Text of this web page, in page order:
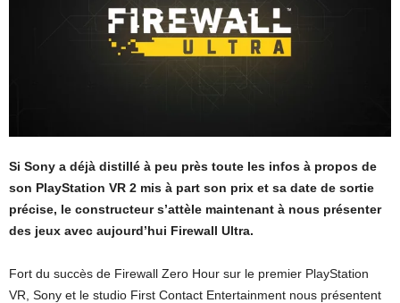
Si Sony a déjà distillé à peu près toute les infos à propos de
son PlayStation VR 2 mis à part son prix et sa date de sortie
précise, le constructeur s’attèle maintenant à nous présenter
des jeux avec aujourd’hui Firewall Ultra.
Fort du succès de Firewall Zero Hour sur le premier PlayStation
VR, Sony et le studio First Contact Entertainment nous présentent